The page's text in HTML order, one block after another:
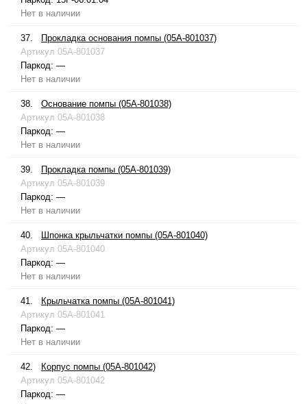
Нет в наличии
37.
Прокладка основания помпы (05A-801037)
Артикул 05A-801037
Паркод: —
Нет в наличии
38.
Основание помпы (05A-801038)
Артикул 05A-801038
Паркод: —
Нет в наличии
39.
Прокладка помпы (05A-801039)
Артикул 05A-801039
Паркод: —
Нет в наличии
40.
Шпонка крыльчатки помпы (05A-801040)
Артикул 05A-801040
Паркод: —
Нет в наличии
41.
Крыльчатка помпы (05A-801041)
Артикул 05A-801041
Паркод: —
Нет в наличии
42.
Корпус помпы (05A-801042)
Артикул 05A-801042
Паркод: —